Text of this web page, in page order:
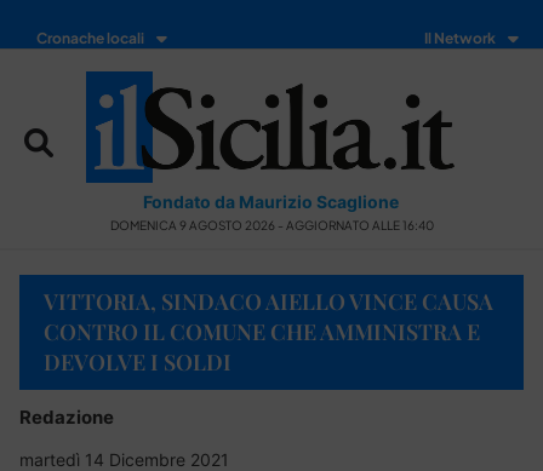
Cronache locali Il Network
Fondato da Maurizio Scaglione
DOMENICA 9 AGOSTO 2026 - AGGIORNATO ALLE 16:40
VITTORIA, SINDACO AIELLO VINCE CAUSA
CONTRO IL COMUNE CHE AMMINISTRA E
DEVOLVE I SOLDI
Redazione
martedì 14 Dicembre 2021